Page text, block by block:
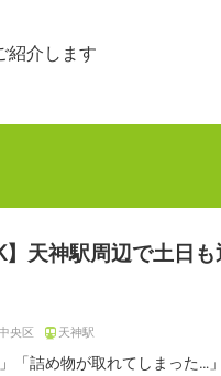
紹介します
】天神駅周辺で土日
央区 天神駅
「詰め物が取れてしまった…